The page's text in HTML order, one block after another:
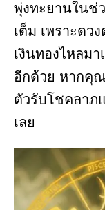
พุ่งทะยานในช่
เต็ม เพราะด
เงินทองไหลม
อีกด้วย หากคุ
ตัวรับโชคลาภ
เลย